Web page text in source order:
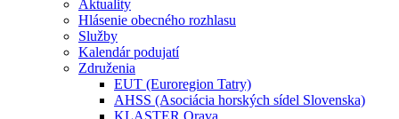
Aktuality
Hlásenie obecného rozhlasu
Služby
Kalendár podujatí
Združenia
EUT (Euroregion Tatry)
AHSS (Asociácia horských sídel Slovenska)
KLASTER Orava